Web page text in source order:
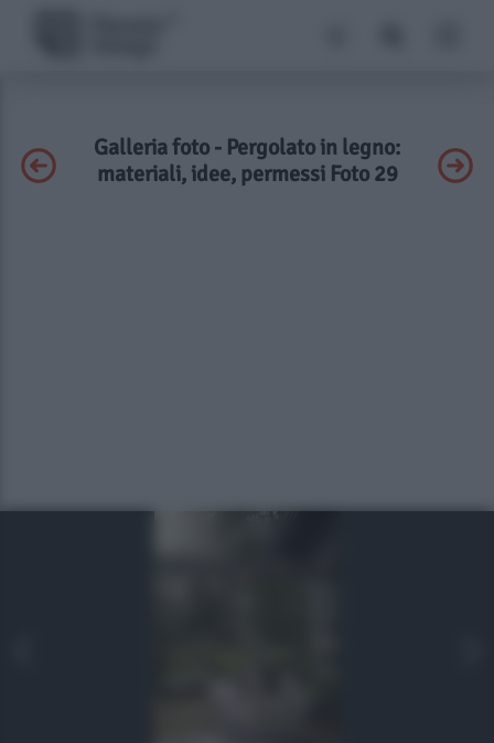
Galleria foto - Pergolato in legno:
materiali, idee, permessi Foto 29